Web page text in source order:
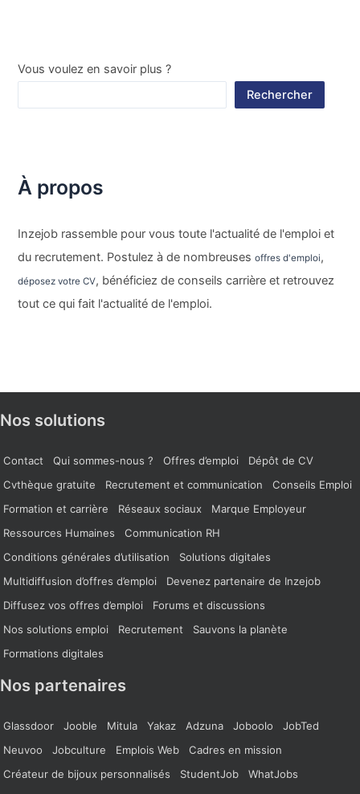
Vous voulez en savoir plus ?
Rechercher
À propos
Inzejob rassemble pour vous toute l'actualité de l'emploi et
du recrutement. Postulez à de nombreusesoffres d'emploi,
déposez votre CV, bénéficiez de conseils carrière et retrouvez
tout ce qui fait l'actualité de l'emploi.
Nos solutions
Contact Qui sommes-nous ? Offres d’emploi
Dépôt de CV
Cvthèque gratuite
Recrutement et communication
Conseils Emploi
Formation et carrière
Réseaux sociaux
Marque Employeur
Ressources Humaines
Communication RH
Conditions générales d’utilisation
Solutions digitales
Multidiffusion d’offres d’emploi
Devenez partenaire de Inzejob
Diffusez vos offres d’emploi
Forums et discussions
Nos solutions emploi
Recrutement
Sauvons la planète
Formations digitales
Nos partenaires
Glassdoor Jooble Mitula Yakaz Adzuna Joboolo
JobTed
Neuvoo
Jobculture Emplois Web
Cadres en mission
Créateur de bijoux personnalisés
StudentJob WhatJobs